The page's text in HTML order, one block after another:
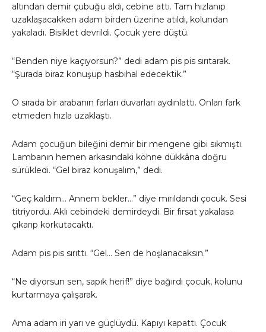
altından demir çubuğu aldı, cebine attı. Tam hızlanıp
uzaklaşacakken adam birden üzerine atıldı, kolundan
yakaladı. Bisiklet devrildi. Çocuk yere düştü.
“Benden niye kaçıyorsun?” dedi adam pis pis sırıtarak.
“Şurada biraz konuşup hasbıhal edecektik.”
O sırada bir arabanın farları duvarları aydınlattı. Onları fark
etmeden hızla uzaklaştı.
Adam çocuğun bileğini demir bir mengene gibi sıkmıştı.
Lambanın hemen arkasındaki köhne dükkâna doğru
sürükledi. “Gel biraz konuşalım,” dedi.
“Geç kaldım… Annem bekler…” diye mırıldandı çocuk. Sesi
titriyordu. Aklı cebindeki demirdeydi. Bir fırsat yakalasa
çıkarıp korkutacaktı.
Adam pis pis sırıttı. “Gel… Sen de hoşlanacaksın.”
“Ne diyorsun sen, sapık herif!” diye bağırdı çocuk, kolunu
kurtarmaya çalışarak.
Ama adam iri yarı ve güçlüydü. Kapıyı kapattı. Çocuk